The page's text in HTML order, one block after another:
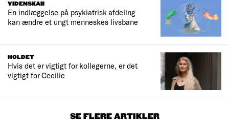
VIDENSKAB
En indlæggelse på psykiatrisk afdeling
kan ændre et ungt menneskes livsbane
HOLDET
Hvis det er vigtigt for kollegerne, er det
vigtigt for Cecilie
SE FLERE ARTIKLER